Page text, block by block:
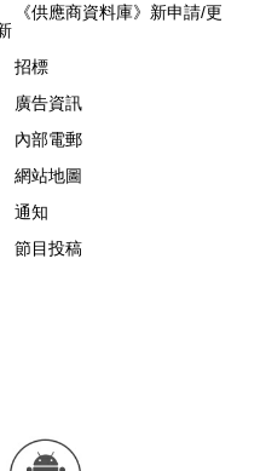
《供應商資料庫》新申請/更
招標
廣告資訊
內部電郵
網站地圖
通知
節目投稿